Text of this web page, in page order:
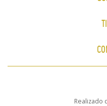
Realizado